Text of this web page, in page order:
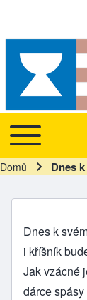
Hlavní
Toggle main
Drobečková
Domů Dnes
Dnes k
i kříšník
Jak vzácné
dárce spásy